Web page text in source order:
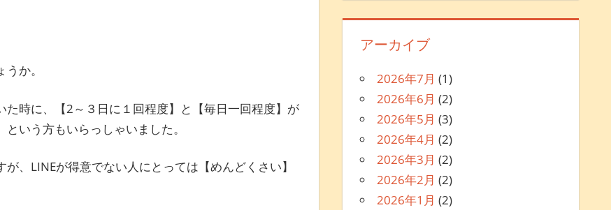
か。
時に、【2～３日に１回程度】と【毎日一回程度】が
いう方もいらっしゃいました。
、LINEが得意でない人にとっては【めんどくさい】
アーカイブ
2026年7月 (1)
2026年6月 (2)
2026年5月 (3)
2026年4月 (2)
2026年3月 (2)
2026年2月 (2)
2026年1月 (2)